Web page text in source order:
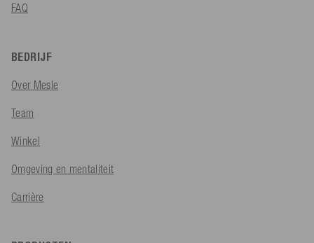
FAQ
BEDRIJF
Over Mesle
Team
Winkel
Omgeving en mentaliteit
Carrière